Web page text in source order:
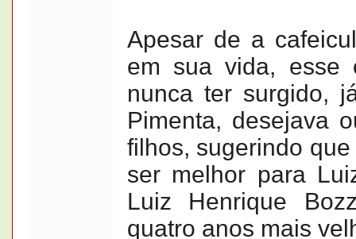
Apesar de a
em sua vida, esse
nunca ter surgido,
Pimenta, desejava
filhos, sugerindo
ser melhor para
Luiz Henrique
quatro anos mais